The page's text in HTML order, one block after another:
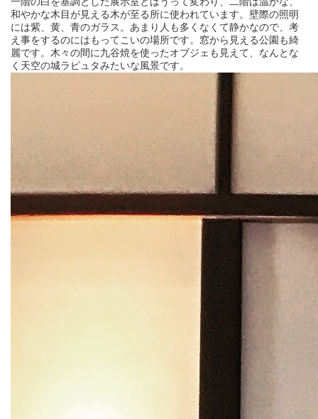
和やかな木目が見える木が至る所に使われています。壁際の照明
には紫、黄、青のガラス。あまり人も多くなくて静かなので、考
え事をするのにはもってこいの場所です。窓から見える公園も綺
麗です。木々の間に九谷焼を使ったオブジェも見えて、なんとな
く天空の城ラピュタみたいな風景です。